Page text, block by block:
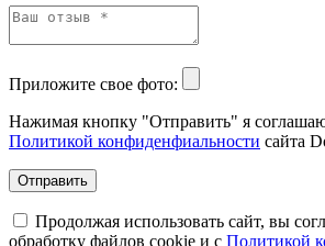
Приложите свое фото:
Нажимая кнопку "Отправить" я
Политикой конфиденфиальности сайта
Отправить
Продолжая использовать сайт, вы
обработку файлов cookie и с Политикой